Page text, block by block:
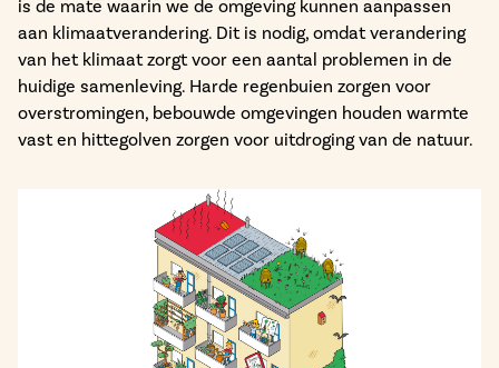
is de mate waarin we de omgeving kunnen aanpassen
aan klimaatverandering. Dit is nodig, omdat verandering
van het klimaat zorgt voor een aantal problemen in de
huidige samenleving. Harde regenbuien zorgen voor
overstromingen, bebouwde omgevingen houden warmte
vast en hittegolven zorgen voor uitdroging van de natuur.